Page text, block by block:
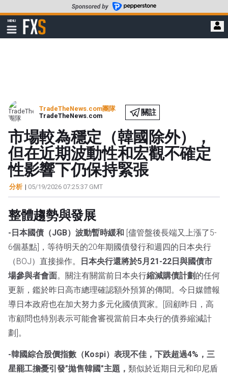
至
要
MENU
顯
示
FXStreet
TradeTheNews.com團隊
TradeTheNews.com
關註
市場較為穩定（韓國除外），
但在近期波動性和宏觀不確定
性影響下仍保持緊張
分析 | 05/19/2026 07:25:37 GMT
整體趨勢與發展
-日本國債（JGB）波動暫時緩和 [儘管盤後長端又上漲了5-
6個基點]，等待明天的20年期國債發行和週四的日本央行
（BOJ）直接操作。
日本央行還將於5月21-22日與國債市
場參與者會面。關注有關當前日本央行縮減購債計劃 的任何
更新，鑑於昨日高市總理確認額外預算的傳聞。今日媒體報
導日本政府也在加大努力多元化國債買家。[回顧昨日，高
市顧問也特別表示可能會審視當前日本央行的債券縮減計
劃]。
-韓國綜合股價指數（Kospi）表現不佳，下跌超過4%，三
星罷工擔憂引發"拋售韓國"主題， 類似於近期日元和印尼盾